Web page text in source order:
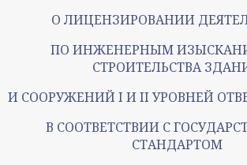
О ЛИЦЕНЗИРОВАНИИ
ПО ИНЖЕНЕРНЫМ
СТРОИТЕЛЬСТВА
И СООРУЖЕНИЙ I И II УРОВНЕЙ
В СООТВЕТСТВИИ С
СТАНДАРТОМ